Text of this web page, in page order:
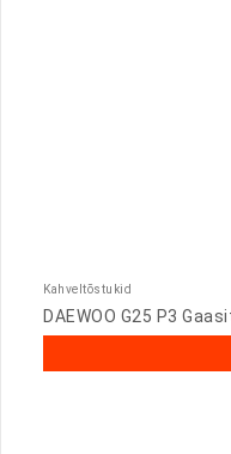
Kahveltõstukid
DAEWOO G25 P3